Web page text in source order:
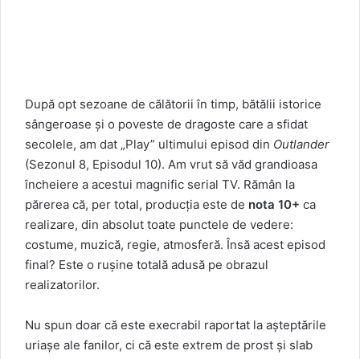
După opt sezoane de călătorii în timp, bătălii istorice
sângeroase și o poveste de dragoste care a sfidat
secolele, am dat „Play” ultimului episod din Outlander
(Sezonul 8, Episodul 10). Am vrut să văd grandioasa
încheiere a acestui magnific serial TV. Rămân la
părerea că, per total, producția este de nota 10+ ca
realizare, din absolut toate punctele de vedere:
costume, muzică, regie, atmosferă. Însă acest episod
final? Este o rușine totală adusă pe obrazul
realizatorilor.
Nu spun doar că este execrabil raportat la așteptările
uriașe ale fanilor, ci că este extrem de prost și slab